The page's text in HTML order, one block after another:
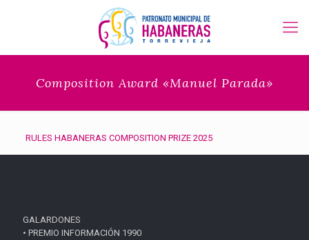
Composition Award «Manuel Parada»
RULES HABANERAS COMPOSITION PRIZE 2025
GALARDONES
• PREMIO INFORMACIÓN 1990